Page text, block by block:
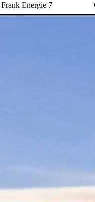
Frank Energie 7